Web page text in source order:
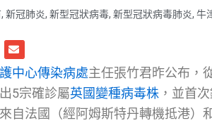
, 新冠肺炎, 新型冠狀病毒, 新型冠狀病毒肺炎, 牛
中心傳染病處主任張竹君昨公布，
5宗確診屬英國變種病毒株 ，並首
自法國（經阿姆斯特丹轉機抵港）